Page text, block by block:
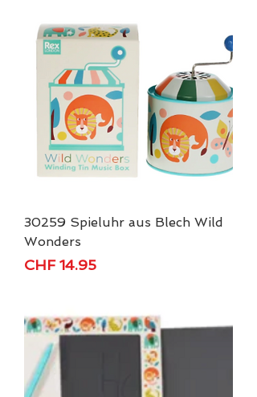
30259 Spieluhr aus Blech Wild
Wonders
Price
CHF 14.95